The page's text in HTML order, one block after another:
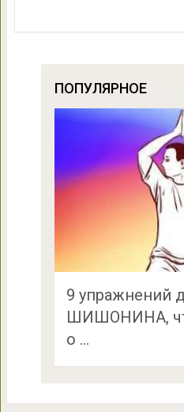
ПОПУЛЯРНОЕ
9 упражнений
ШИШОНИНА,
о …